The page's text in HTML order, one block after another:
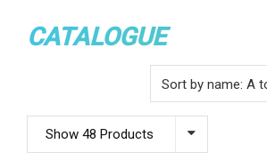
CATALOGUE
Show 48 Products